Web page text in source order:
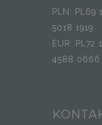
PLN: PL69
5018 1919
EUR: PL72
4588 0666